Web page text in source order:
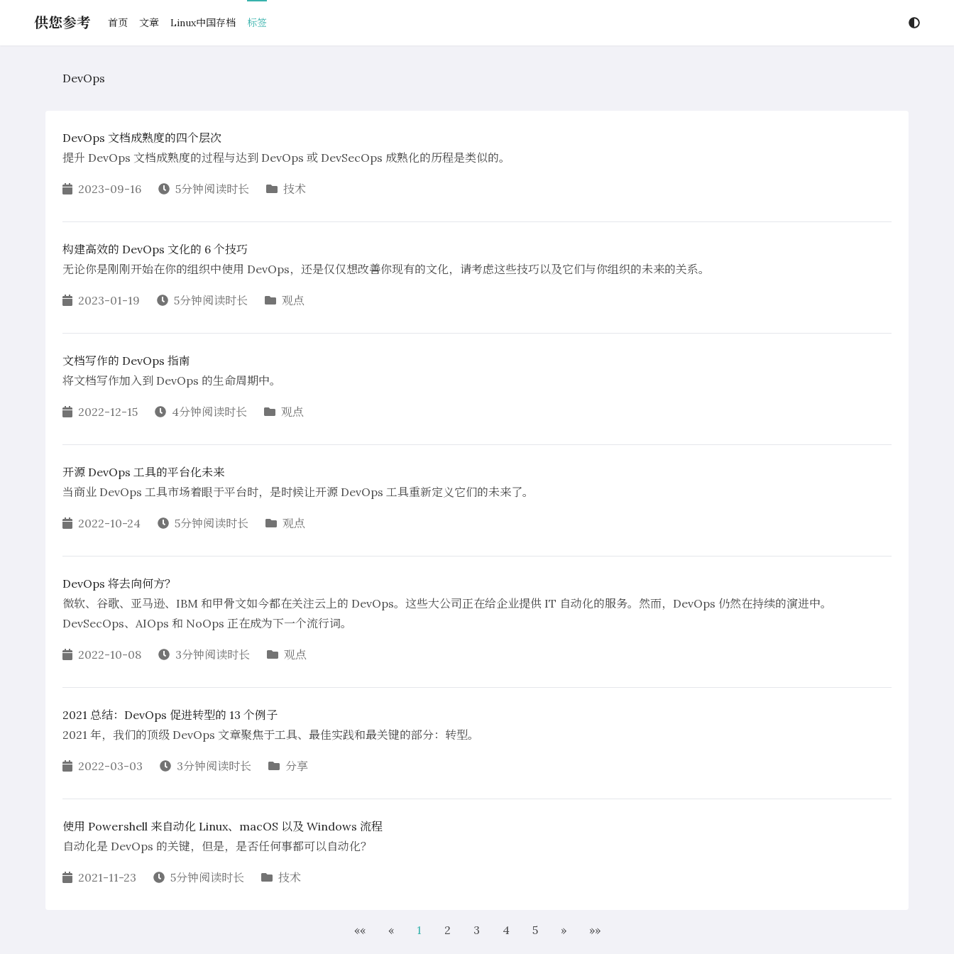
供您参考 首页 文章 Linux中国存档 标签
DevOps
DevOps 文档成熟度的四个层次
提升 DevOps 文档成熟度的过程与达到 DevOps 或 DevSecOps 成熟化的历程是类似的。
2023-09-16 5分钟阅读时长 技术
构建高效的 DevOps 文化的 6 个技巧
无论你是刚刚开始在你的组织中使用 DevOps，还是仅仅想改善你现有的文化，请考虑这些技巧以及它们与你组织的未来的关系。
2023-01-19 5分钟阅读时长 观点
文档写作的 DevOps 指南
将文档写作加入到 DevOps 的生命周期中。
2022-12-15 4分钟阅读时长 观点
开源 DevOps 工具的平台化未来
当商业 DevOps 工具市场着眼于平台时，是时候让开源 DevOps 工具重新定义它们的未来了。
2022-10-24 5分钟阅读时长 观点
DevOps 将去向何方？
微软、谷歌、亚马逊、IBM 和甲骨文如今都在关注云上的 DevOps。这些大公司正在给企业提供 IT 自动化的服务。然而，DevOps 仍然在持续的演进中。
DevSecOps、AIOps 和 NoOps 正在成为下一个流行词。
2022-10-08 3分钟阅读时长 观点
2021 总结：DevOps 促进转型的 13 个例子
2021 年，我们的顶级 DevOps 文章聚焦于工具、最佳实践和最关键的部分：转型。
2022-03-03 3分钟阅读时长 分享
使用 Powershell 来自动化 Linux、macOS 以及 Windows 流程
自动化是 DevOps 的关键，但是，是否任何事都可以自动化？
2021-11-23 5分钟阅读时长 技术
«« « 1 2 3 4 5 » »»